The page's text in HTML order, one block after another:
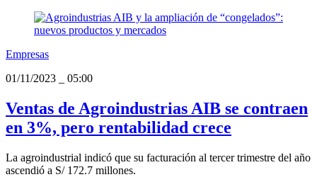
Empresas
01/11/2023
05:00
Ventas de Agroindustrias AIB se contraen
en 3%, pero rentabilidad crece
La agroindustrial indicó que su facturación al tercer trimestre del año
ascendió a S/ 172.7 millones.